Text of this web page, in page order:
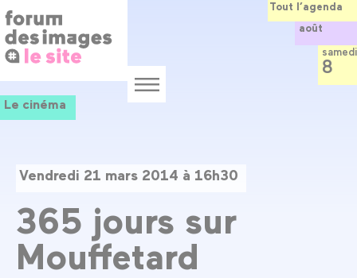
au
contenu
principal
Menu
Le cinéma
Vendredi 21 mars 2014 à 16h30
365 jours sur
Mouffetard
Tout l’agenda
août
samedi
8